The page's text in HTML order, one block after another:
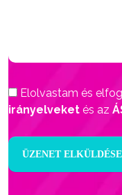
Elolvastam és
irányelveket és az